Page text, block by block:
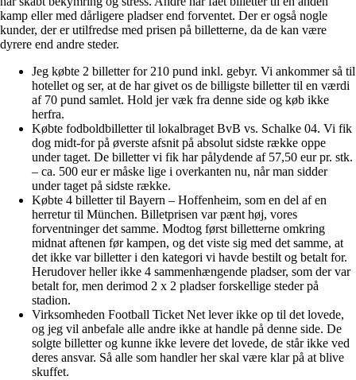
kamp eller med dårligere pladser end forventet. Der er også nogle
kunder, der er utilfredse med prisen på billetterne, da de kan være
dyrere end andre steder.
Jeg købte 2 billetter for 210 pund inkl. gebyr. Vi ankommer så til
hotellet og ser, at de har givet os de billigste billetter til en værdi
af 70 pund samlet. Hold jer væk fra denne side og køb ikke
herfra.
Købte fodboldbilletter til lokalbraget BvB vs. Schalke 04. Vi fik
dog midt-for på øverste afsnit på absolut sidste række oppe
under taget. De billetter vi fik har pålydende af 57,50 eur pr. stk.
– ca. 500 eur er måske lige i overkanten nu, når man sidder
under taget på sidste række.
Købte 4 billetter til Bayern – Hoffenheim, som en del af en
herretur til München. Billetprisen var pænt høj, vores
forventninger det samme. Modtog først billetterne omkring
midnat aftenen før kampen, og det viste sig med det samme, at
det ikke var billetter i den kategori vi havde bestilt og betalt for.
Herudover heller ikke 4 sammenhængende pladser, som der var
betalt for, men derimod 2 x 2 pladser forskellige steder på
stadion.
Virksomheden Football Ticket Net lever ikke op til det lovede,
og jeg vil anbefale alle andre ikke at handle på denne side. De
solgte billetter og kunne ikke levere det lovede, de står ikke ved
deres ansvar. Så alle som handler her skal være klar på at blive
skuffet.